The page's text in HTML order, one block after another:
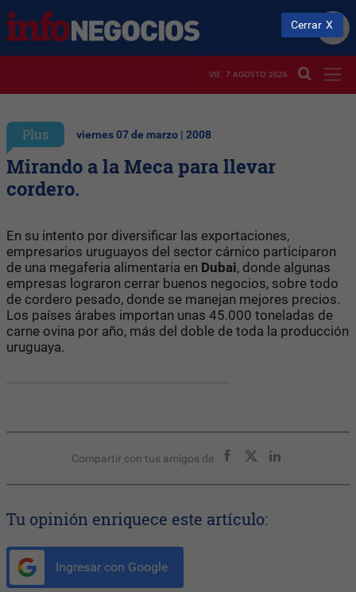
VIE. 7 AGOSTO 2026
Plus viernes 07 de marzo | 2008
Mirando a la Meca para llevar
cordero.
En su intento por diversificar las exportaciones,
empresarios uruguayos del sector cárnico participaron
de una megaferia alimentaria en Dubai, donde algunas
empresas lograron cerrar buenos negocios, sobre todo
de cordero pesado, donde se manejan mejores precios.
Los países árabes importan unas 45.000 toneladas de
carne ovina por año, más del doble de toda la producción
uruguaya.
Compartir con tus amigos de
Tu opinión enriquece este artículo:
Ingresar con Google
Cerrar